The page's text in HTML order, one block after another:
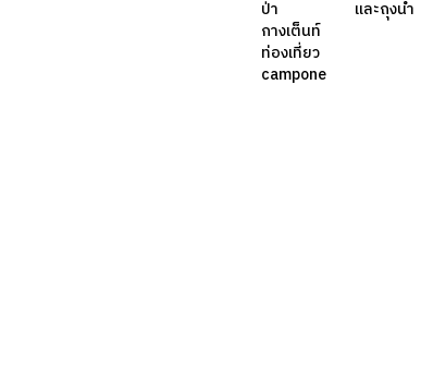
ป่า
กางเต็นท์
ท่องเที่ยว
campone
และถุงน้ำ